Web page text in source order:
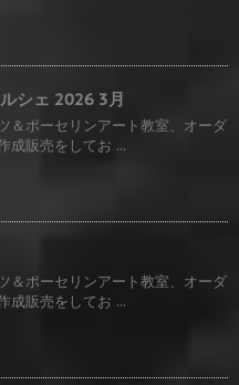
シェ 2026 3月
＆ポーセリンアート教室、オーダ
成販売をしてお ...
＆ポーセリンアート教室、オーダ
成販売をしてお ...